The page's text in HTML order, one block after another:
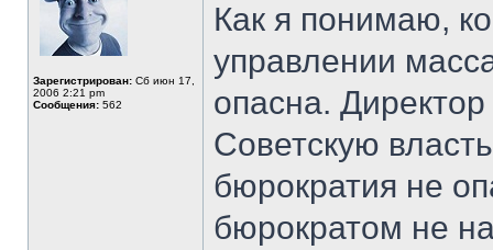
Зарегистрирован: Сб июн 17,
2006 2:21 pm
Сообщения: 562
Как я понимаю,
управлении
опасна.
Советскую
бюрократия не
бюрократом не